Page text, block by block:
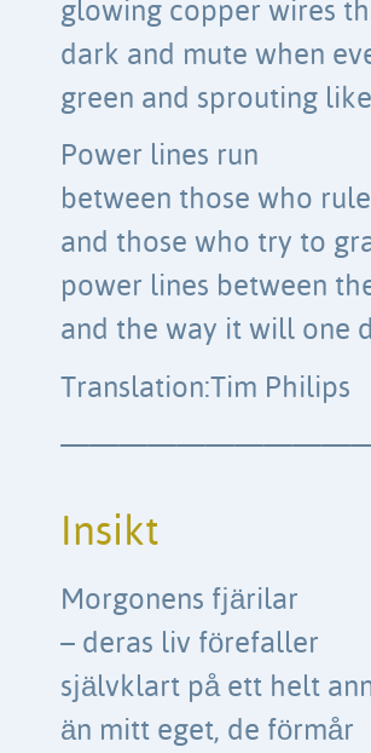
glowing copper wires
dark and mute when
green and sprouting
Power lines run
between those who rule
and those who try to
power lines between
and the way it will one
Translation:Tim Philips
Insikt
Morgonens fjärilar
– deras liv förefaller
självklart på ett helt
än mitt eget, de förmår